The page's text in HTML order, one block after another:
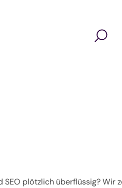
plötzlich überflüssig? Wir